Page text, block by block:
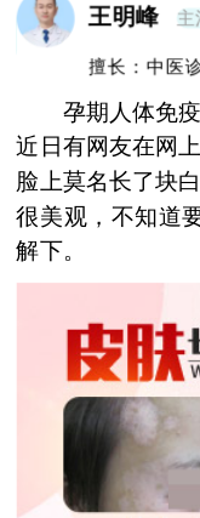
王明峰 主
擅长：中医
孕期人体免疫
近日有网友在网
脸上莫名长了块
很美观，不知道
解下。